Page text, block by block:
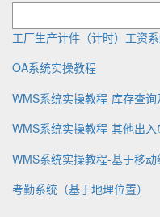
工厂生产计件（计时）工资
OA系统实操教程
WMS系统实操教程-库存查询
WMS系统实操教程-其他出
WMS系统实操教程-基于移
考勤系统（基于地理位置）